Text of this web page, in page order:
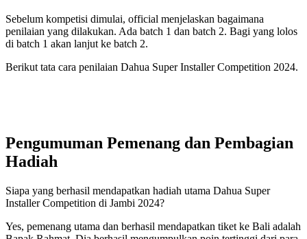
Sebelum kompetisi dimulai, official menjelaskan bagaimana
penilaian yang dilakukan. Ada batch 1 dan batch 2. Bagi yang lolos
di batch 1 akan lanjut ke batch 2.
Berikut tata cara penilaian Dahua Super Installer Competition 2024.
Pengumuman Pemenang dan Pembagian
Hadiah
Siapa yang berhasil mendapatkan hadiah utama Dahua Super
Installer Competition di Jambi 2024?
Yes, pemenang utama dan berhasil mendapatkan tiket ke Bali adalah